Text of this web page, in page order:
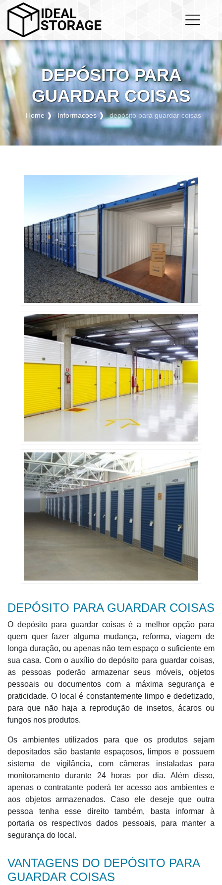
DEPÓSITO PARA
GUARDAR COISAS
Home ❱ Informacoes ❱ depósito para guardar coisas
DEPÓSITO PARA GUARDAR COISAS
O depósito para guardar coisas é a melhor opção para
quem quer fazer alguma mudança, reforma, viagem de
longa duração, ou apenas não tem espaço o suficiente em
sua casa. Com o auxílio do depósito para guardar coisas,
as pessoas poderão armazenar seus móveis, objetos
pessoais ou documentos com a máxima segurança e
praticidade. O local é constantemente limpo e dedetizado,
para que não haja a reprodução de insetos, ácaros ou
fungos nos produtos.
Os ambientes utilizados para que os produtos sejam
depositados são bastante espaçosos, limpos e possuem
sistema de vigilância, com câmeras instaladas para
monitoramento durante 24 horas por dia. Além disso,
apenas o contratante poderá ter acesso aos ambientes e
aos objetos armazenados. Caso ele deseje que outra
pessoa tenha esse direito também, basta informar à
portaria os respectivos dados pessoais, para manter a
segurança do local.
VANTAGENS DO DEPÓSITO PARA
GUARDAR COISAS